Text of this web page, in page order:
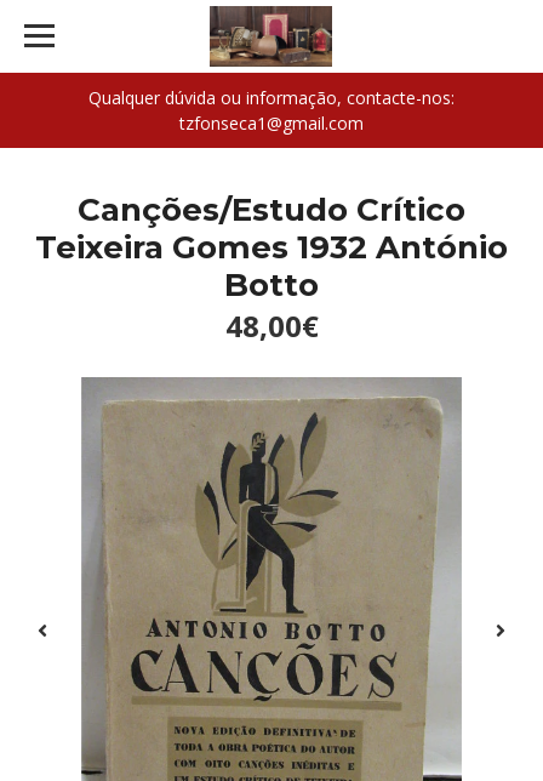
Qualquer dúvida ou informação, contacte-nos:
tzfonseca1@gmail.com
Canções/Estudo Crítico
Teixeira Gomes 1932 António
Botto
48,00€